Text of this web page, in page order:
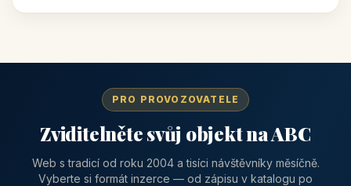
PRO PROVOZOVATELE
Zviditelněte svůj objekt na ABC
Web s tradicí od roku 2004 a tisíci návštěvníky měsíčně.
Vyberte si formát inzerce — od zápisu v katalogu po